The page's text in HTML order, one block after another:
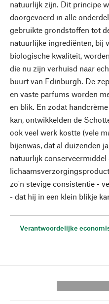
natuurlijk zijn. Dit principe
doorgevoerd in alle
gebruikte grondstoffen tot
natuurlijke ingrediënten, bij
biologische kwaliteit,
die nu zijn verhuisd naar
buurt van Edinburgh. De
en vaste parfums worden
en blik. En zodat
kan, ontwikkelden de
ook veel werk kostte (vele
bijenwas, dat al duizenden
natuurlijk
zo'n stevige consistentie -
- dat hij in een klein blikje
Verantwoordelijke